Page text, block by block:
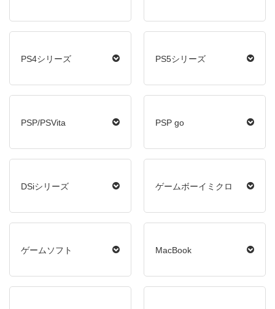
PS4シリーズ PS5シリーズ
PSP/PSVita PSP go
DSiシリーズ ゲームボーイミクロ
ゲームソフト MacBook